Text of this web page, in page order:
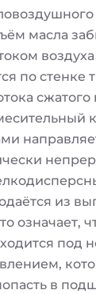
масла
по стенке
сжатого
из
означает,
под
в